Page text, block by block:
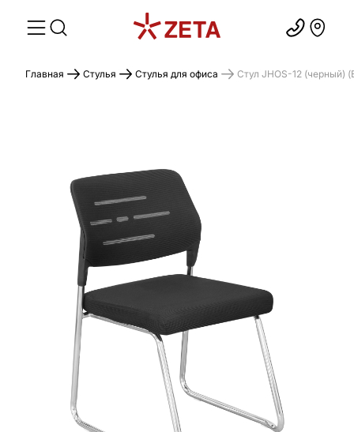
Главная Стулья Стулья для офиса Стул JHOS-12 (черный)